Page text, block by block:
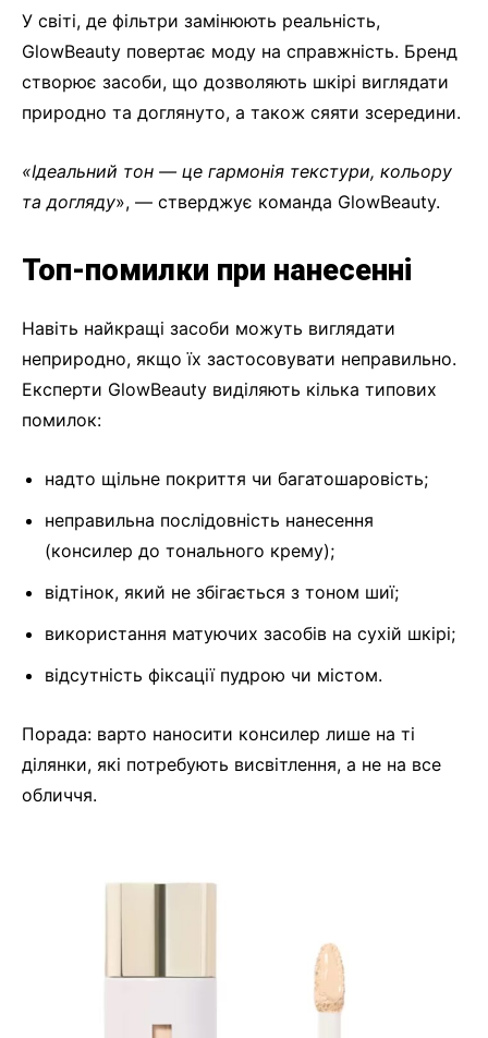
У світі, де фільтри замінюють реальність,
GlowBeauty повертає моду на справжність. Бренд
створює засоби, що дозволяють шкірі виглядати
природно та доглянуто, а також сяяти зсередини.
«Ідеальний тон — це гармонія текстури, кольору
та догляду», — стверджує команда GlowBeauty.
Топ-помилки при нанесенні
Навіть найкращі засоби можуть виглядати
неприродно, якщо їх застосовувати неправильно.
Експерти GlowBeauty виділяють кілька типових
помилок:
надто щільне покриття чи багатошаровість;
неправильна послідовність нанесення
(консилер до тонального крему);
відтінок, який не збігається з тоном шиї;
використання матуючих засобів на сухій шкірі;
відсутність фіксації пудрою чи містом.
Порада: варто наносити консилер лише на ті
ділянки, які потребують висвітлення, а не на все
обличчя.